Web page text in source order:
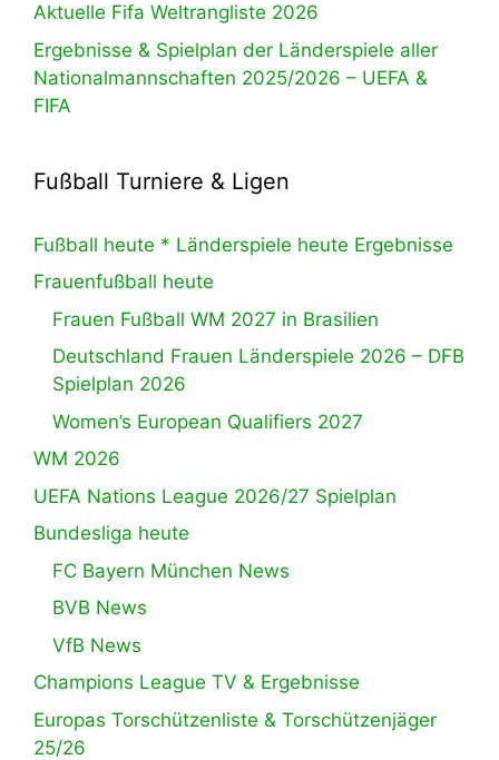
Aktuelle Fifa Weltrangliste 2026
Ergebnisse & Spielplan der Länderspiele aller
Nationalmannschaften 2025/2026 – UEFA &
FIFA
Fußball Turniere & Ligen
Fußball heute * Länderspiele heute Ergebnisse
Frauenfußball heute
Frauen Fußball WM 2027 in Brasilien
Deutschland Frauen Länderspiele 2026 – DFB
Spielplan 2026
Women’s European Qualifiers 2027
WM 2026
UEFA Nations League 2026/27 Spielplan
Bundesliga heute
FC Bayern München News
BVB News
VfB News
Champions League TV & Ergebnisse
Europas Torschützenliste & Torschützenjäger
25/26